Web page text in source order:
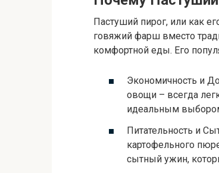
Пастуший пирог, или как
говяжий фарш вместо
комфортной еды. Его
Экономичность и
овощи – всегда
идеальным
Питательность и
картофельного
сытный ужин,